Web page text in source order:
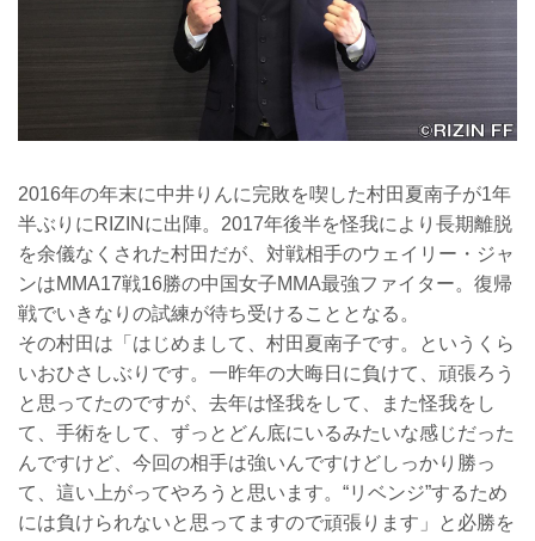
2016年の年末に中井りんに完敗を喫した村田夏南子が1年
半ぶりにRIZINに出陣。2017年後半を怪我により長期離脱
を余儀なくされた村田だが、対戦相手のウェイリー・ジャ
ンはMMA17戦16勝の中国女子MMA最強ファイター。復帰
戦でいきなりの試練が待ち受けることとなる。
その村田は「はじめまして、村田夏南子です。というくら
いおひさしぶりです。一昨年の大晦日に負けて、頑張ろう
と思ってたのですが、去年は怪我をして、また怪我をし
て、手術をして、ずっとどん底にいるみたいな感じだった
んですけど、今回の相手は強いんですけどしっかり勝っ
て、這い上がってやろうと思います。“リベンジ”するため
には負けられないと思ってますので頑張ります」と必勝を